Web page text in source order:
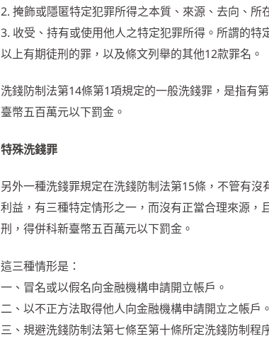
2. 掩飾或隱匿特定犯罪所得之本質、來源、去向、所
3. 收受、持有或使用他人之特定犯罪所得。所謂的
以上有期徒刑的罪，以及條文列舉的其他12款罪名。
洗錢防制法第14條第1項規定的一般洗錢罪，是指有
臺幣五百萬元以下罰金。
特殊洗錢罪
另外一種洗錢罪規定在洗錢防制法第15條，不管有
利益，有三種特定情形之一，而沒有正當合理來源
刑，得併科新臺幣五百萬元以下罰金。
這三種情形是：
一、冒名或以假名向金融機構申請開立帳戶。
二、以不正方法取得他人向金融機構申請開立之帳戶。
三、規避洗錢防制法第七條至第十條所定洗錢防制程